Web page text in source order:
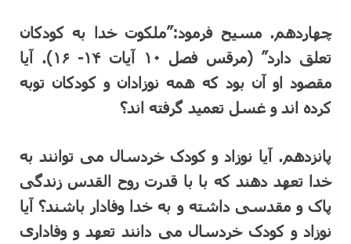
چهاردهم. مسیح فرمود:”ملکوت خدا به کودکان
تعلق دارد” (مرقس فصل ۱۰ آیات ۱۴- ۱۶). آیا
مقصود او آن بود که همه نوزادان و کودکان توبه
کرده اند و غسل تعمید گرفته اند؟
پانزدهم. آیا نوزاد و کودک خردسال می توانند به
خدا تعهد دهند که با با قدرت روح القدس زندگی
پاک و مقدسی داشته و به خدا وفادار باشند؟ آیا
نوزاد و کودک خردسال می دانند تعهد و وفاداری